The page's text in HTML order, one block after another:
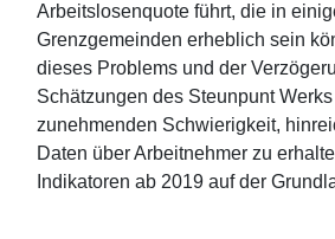
Arbeitslosenquote führt, die in
Grenzgemeinden erheblich sein
dieses Problems und der
Schätzungen des Steunpunt
zunehmenden Schwierigkeit,
Daten über Arbeitnehmer zu
Indikatoren ab 2019 auf der